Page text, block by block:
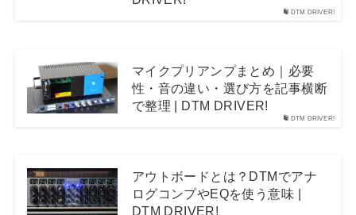
DTM DRIVER!
DTM DRIVER!
マイクプリアンプまとめ｜必要
性・音の違い・選び方を記事横断
で整理 | DTM DRIVER!
アウトボードとは？DTMでアナ
ログコンプやEQを使う意味 |
DTM DRIVER!